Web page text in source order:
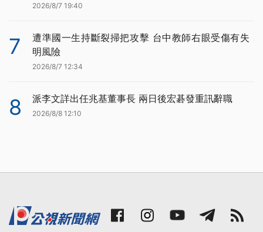
2026/8/7 19:40
7
遭準國一生持斷裂掃把攻擊 台中教師右眼受傷有失
明風險
2026/8/7 12:34
8 派李文詳出任兆基董事長 兩日後宏碁發重訊辭職
2026/8/8 12:10